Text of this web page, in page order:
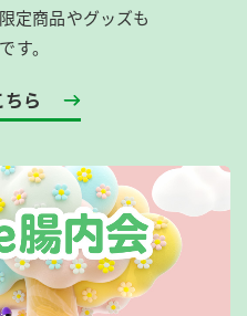
定商品やグッズも
す。
ら